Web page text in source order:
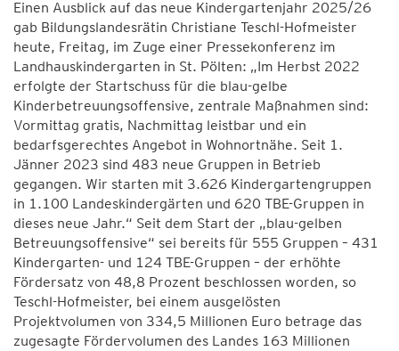
Einen Ausblick auf das neue Kindergartenjahr 2025/26
gab Bildungslandesrätin Christiane Teschl-Hofmeister
heute, Freitag, im Zuge einer Pressekonferenz im
Landhauskindergarten in St. Pölten: „Im Herbst 2022
erfolgte der Startschuss für die blau-gelbe
Kinderbetreuungsoffensive, zentrale Maßnahmen sind:
Vormittag gratis, Nachmittag leistbar und ein
bedarfsgerechtes Angebot in Wohnortnähe. Seit 1.
Jänner 2023 sind 483 neue Gruppen in Betrieb
gegangen. Wir starten mit 3.626 Kindergartengruppen
in 1.100 Landeskindergärten und 620 TBE-Gruppen in
dieses neue Jahr.“ Seit dem Start der „blau-gelben
Betreuungsoffensive“ sei bereits für 555 Gruppen – 431
Kindergarten- und 124 TBE-Gruppen – der erhöhte
Fördersatz von 48,8 Prozent beschlossen worden, so
Teschl-Hofmeister, bei einem ausgelösten
Projektvolumen von 334,5 Millionen Euro betrage das
zugesagte Fördervolumen des Landes 163 Millionen